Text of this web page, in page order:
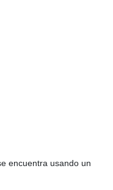
encuentra usando un